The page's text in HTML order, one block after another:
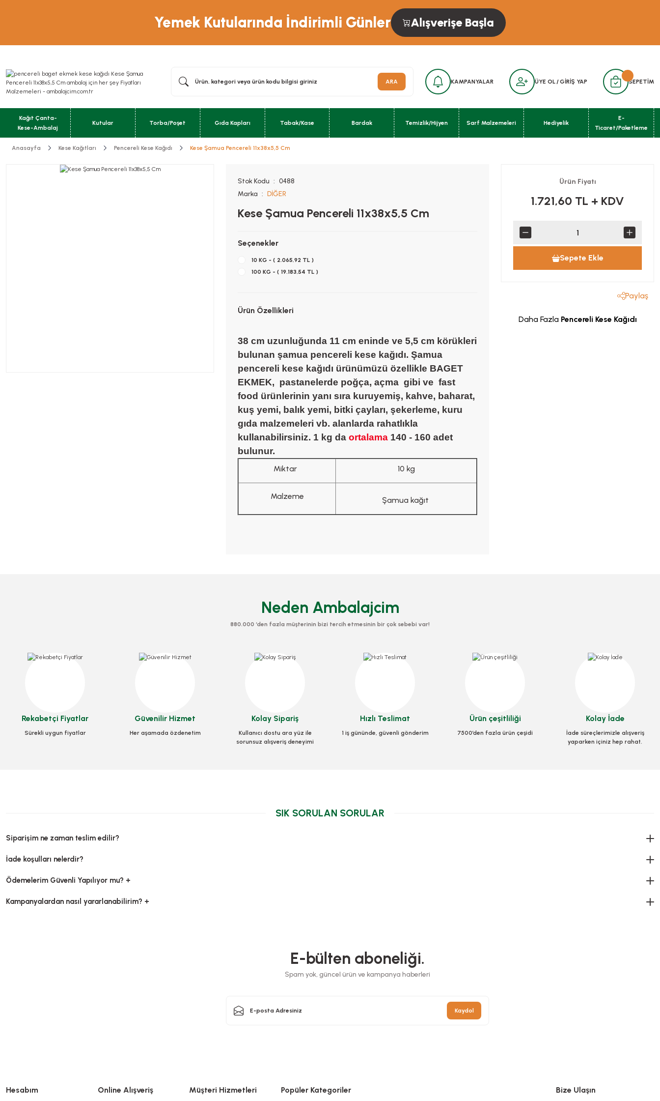
Yemek Kutularında İndirimli Günler Alışverişe Başla
ARA KAMPANYALAR ÜYE OL /GİRİŞ YAP SEPETİM
Kağıt Çanta-
Kese-Ambalaj
Kutular Torba/Poşet Gıda Kapları Tabak/Kase Bardak Temizlik/Hijyen Sarf Malzemeleri Hediyelik
E-
Ticaret/Paketleme
Anasayfa Kese Kağıtları Pencereli Kese Kağıdı Kese Şamua Pencereli 11x38x5,5 Cm
Stok Kodu
0488
Marka
DİĞER
Kese Şamua Pencereli 11x38x5,5 Cm
Seçenekler
10 KG - ( 2.065,92 TL )
100 KG - ( 19.183,54 TL )
Ürün Özellikleri
38 cm uzunluğunda 11 cm eninde ve 5,5 cm körükleri
bulunan şamua pencereli kese kağıdı. Şamua
pencereli kese kağıdı ürünümüzü özellikle BAGET
EKMEK, pastanelerde poğça, açma gibi ve fast
food ürünlerinin yanı sıra kuruyemiş, kahve, baharat,
kuş yemi, balık yemi, bitki çayları, şekerleme, kuru
gıda malzemeleri vb. alanlarda rahatlıkla
kullanabilirsiniz. 1 kg da ortalama 140 - 160 adet
bulunur.
Miktar 10 kg
Malzeme Şamua kağıt
Ürün Fiyatı
1.721,60 TL + KDV
Sepete Ekle
Paylaş
Daha Fazla Pencereli Kese Kağıdı
Neden Ambalajcim
880.000 ‘den fazla müşterinin bizi tercih etmesinin bir çok sebebi var!
Rekabetçi Fiyatlar
Sürekli uygun fiyatlar
Güvenilir Hizmet
Her aşamada özdenetim
Kolay Sipariş
Kullanıcı dostu ara yüz ile
sorunsuz alışveriş deneyimi
Hızlı Teslimat
1 iş gününde, güvenli gönderim
Ürün çeşitliliği
7500’den fazla ürün çeşidi
Kolay İade
İade süreçlerimizle alışveriş
yaparken içiniz hep rahat.
SIK SORULAN SORULAR
Siparişim ne zaman teslim edilir?
İade koşulları nelerdir?
Ödemelerim Güvenli Yapılıyor mu? +
Kampanyalardan nasıl yararlanabilirim? +
E-bülten aboneliği.
Spam yok, güncel ürün ve kampanya haberleri
Kaydol
Hesabım Online Alışveriş Müşteri Hizmetleri Popüler Kategoriler Bize Ulaşın